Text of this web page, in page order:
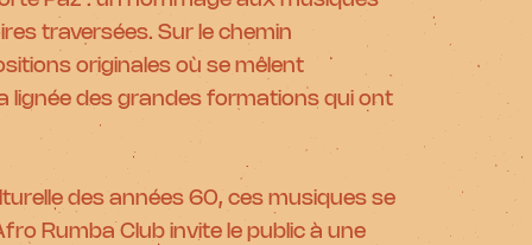
traversées. Sur le chemin
originales où se mêlent
lignée des grandes formations qui ont
des années 60, ces musiques se
Rumba Club invite le public à une